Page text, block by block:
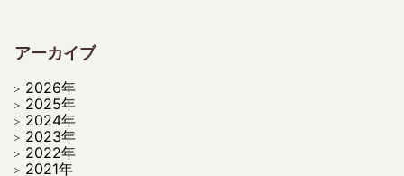
アーカイブ
2026年
2025年
2024年
2023年
2022年
2021年